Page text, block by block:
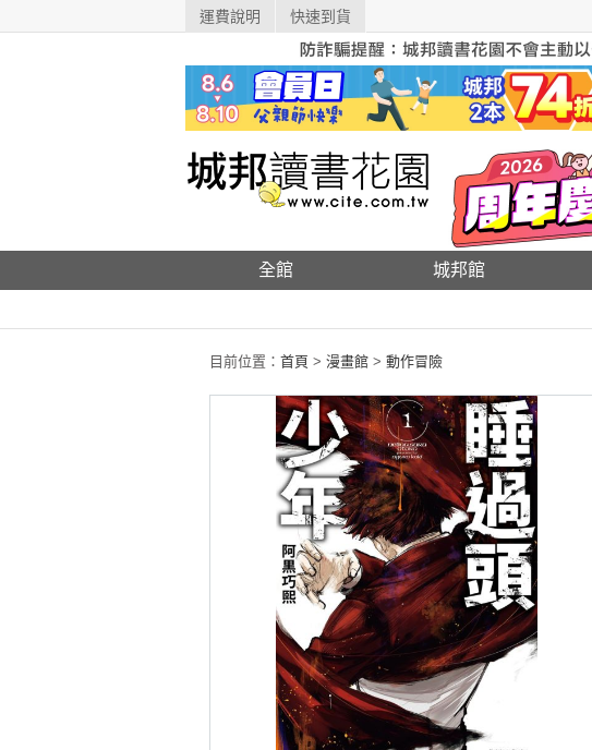
運費說明 快速到貨
全館 城邦館
目前位置： 首頁 > 漫畫館 > 動作冒險